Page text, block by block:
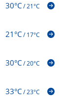
30°C/21°C
21°C/17°C
30°C/20°C
33°C/23°C